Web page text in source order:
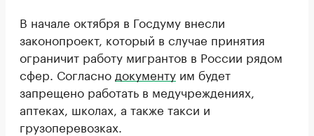
В начале октября в Госдуму внесли
законопроект, который в случае принятия
ограничит работу мигрантов в России рядом
сфер. Согласно документу им будет
запрещено работать в медучреждениях,
аптеках, школах, а также такси и
грузоперевозках.